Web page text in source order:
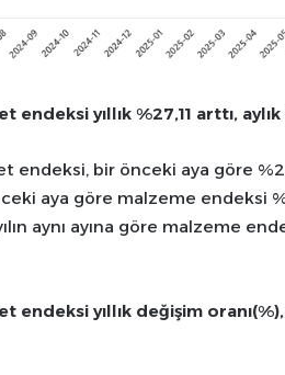
endeksi yıllık %27,11 arttı,
endeksi, bir önceki aya göre
aya göre malzeme endeksi
aynı ayına göre malzeme
endeksi yıllık değişim